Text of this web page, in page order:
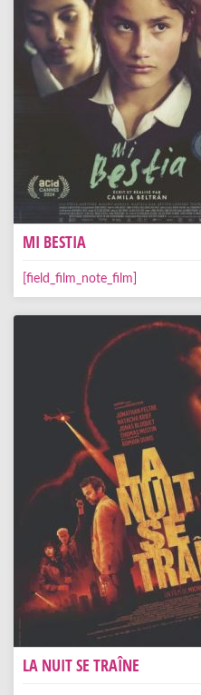
MI BESTIA
[field_film_note_film]
LA NUIT SE TRAÎNE